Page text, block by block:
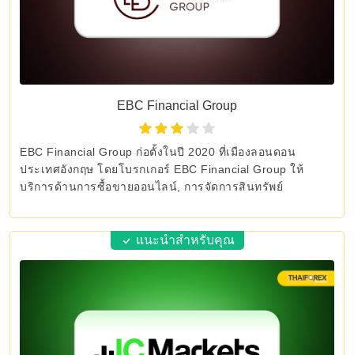
EBC Financial Group
EBC Financial Group ก่อตั้งในปี 2020 ที่เมืองลอนดอน
ประเทศอังกฤษ โดยโบรกเกอร์ EBC Financial Group ให้
บริการด้านการซื้อขายออนไลน์, การจัดการสินทรัพย์
แนะนำสำหรับคุณ